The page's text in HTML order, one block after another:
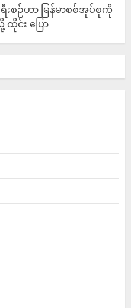
စဉ်ဟာ မြန်မာစစ်အုပ်စုကို
င်း ပြော